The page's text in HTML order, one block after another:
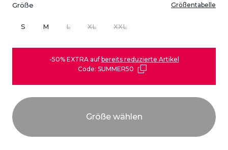
Größe Größentabelle
S M L XL XXL
-50% EXTRA auf bereits reduzierte Artikel
Code: SUMMER50